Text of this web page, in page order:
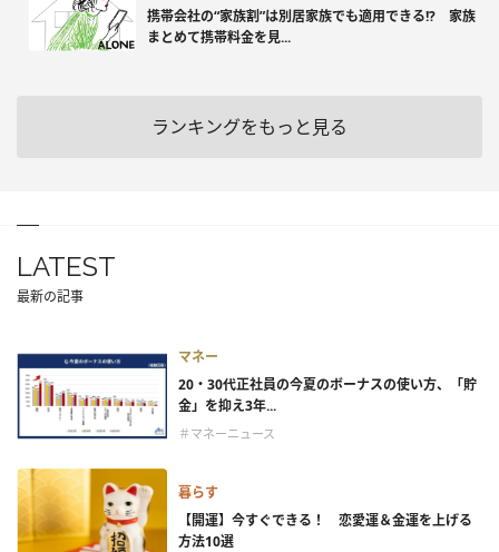
携帯会社の“家族割”は別居家族でも適用できる!? 家族
まとめて携帯料金を見...
ランキングをもっと見る
LATEST
最新の記事
マネー
20・30代正社員の今夏のボーナスの使い方、「貯
金」を抑え3年...
＃マネーニュース
暮らす
【開運】今すぐできる！ 恋愛運＆金運を上げる
方法10選